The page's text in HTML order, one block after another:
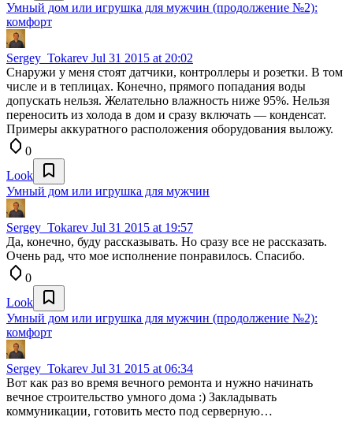
Умный дом или игрушка для мужчин (продолжение №2):
комфорт
Sergey_Tokarev Jul 31 2015 at 20:02
Снаружи у меня стоят датчики, контроллеры и розетки. В том
числе и в теплицах. Конечно, прямого попадания воды
допускать нельзя. Желательно влажность ниже 95%. Нельзя
переносить из холода в дом и сразу включать — конденсат.
Примеры аккуратного расположения оборудования выложу.
0
Look
Умный дом или игрушка для мужчин
Sergey_Tokarev Jul 31 2015 at 19:57
Да, конечно, буду рассказывать. Но сразу все не рассказать.
Очень рад, что мое исполнение понравилось. Спасибо.
0
Look
Умный дом или игрушка для мужчин (продолжение №2):
комфорт
Sergey_Tokarev Jul 31 2015 at 06:34
Вот как раз во время вечного ремонта и нужно начинать
вечное строительство умного дома :) Закладывать
коммуникации, готовить место под серверную…